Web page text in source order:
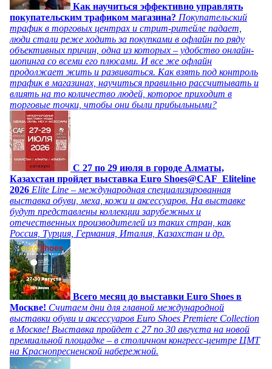
Как научиться эффективно управлять
покупательским трафиком магазина? Покупательский
трафик в торговых центрах и стрит-ритейле падает,
люди стали реже ходить за покупками в офлайн по ряду
объективных причин, одна из которых – удобство онлайн-
шопинга со всеми его плюсами. И все же офлайн
продолжает жить и развиваться. Как взять под контроль
трафик в магазинах, научиться правильно рассчитывать и
влиять на то количество людей, которое приходит в
торговые точки, чтобы они были прибыльными?
C 27 по 29 июля в городе Алматы,
Казахстан пройдет выставка Euro Shoes@CAF_Eliteline
2026 Elite Line – международная специализированная
выставка обуви, меха, кожи и аксессуаров. На выставке
будут представлены коллекции зарубежных и
отечественных производителей из таких стран, как
Россия, Турция, Германия, Италия, Казахстан и др.
Всего месяц до выставки Euro Shoes в
Москве! Считаем дни для главной международной
выставки обуви и аксессуаров Euro Shoes Premiere Collection
в Москве! Выставка пройдет с 27 по 30 августа на новой
премиальной площадке – в столичном конгресс-центре ЦМТ
на Краснопресненской набережной.